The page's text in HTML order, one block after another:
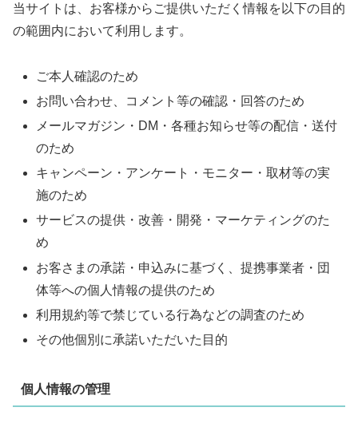
当サイトは、お客様からご提供いただく情報を以下の目的
の範囲内において利用します。
ご本人確認のため
お問い合わせ、コメント等の確認・回答のため
メールマガジン・DM・各種お知らせ等の配信・送付
のため
キャンペーン・アンケート・モニター・取材等の実
施のため
サービスの提供・改善・開発・マーケティングのた
め
お客さまの承諾・申込みに基づく、提携事業者・団
体等への個人情報の提供のため
利用規約等で禁じている行為などの調査のため
その他個別に承諾いただいた目的
個人情報の管理